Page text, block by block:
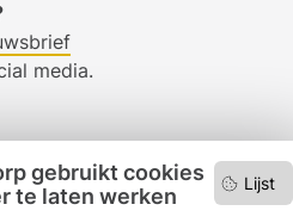
Lijst
gebruikt cookies
te laten werken
media.